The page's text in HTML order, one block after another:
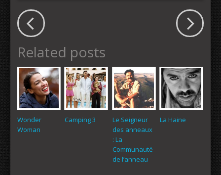
Related posts
Wonder
Woman
Camping 3
Le Seigneur
des anneaux
: La
Communauté
de l’anneau
La Haine